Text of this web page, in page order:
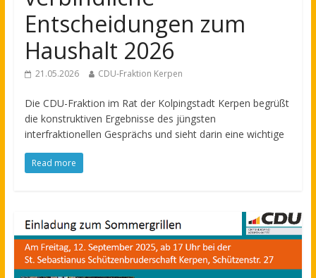
Entscheidungen zum
Haushalt 2026
21.05.2026 CDU-Fraktion Kerpen
Die CDU-Fraktion im Rat der Kolpingstadt Kerpen begrüßt
die konstruktiven Ergebnisse des jüngsten
interfraktionellen Gesprächs und sieht darin eine wichtige
Read more